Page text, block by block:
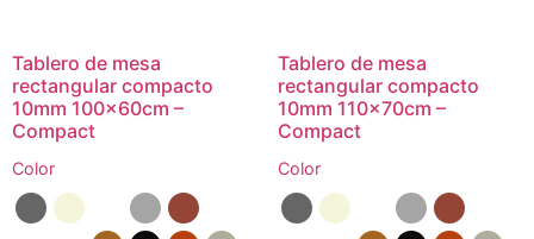
Tablero de mesa
rectangular compacto
10mm 100x60cm –
Compact
Color
Tablero de mesa
rectangular compacto
10mm 110x70cm –
Compact
Color